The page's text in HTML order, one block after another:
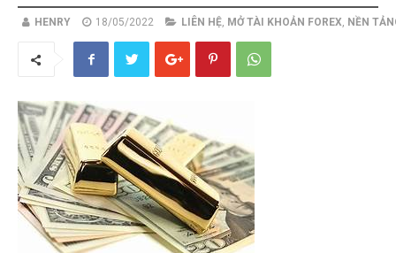
HENRY 18/05/2022 LIÊN HỆ, MỞ TÀI KHOẢN FOREX, NỀN